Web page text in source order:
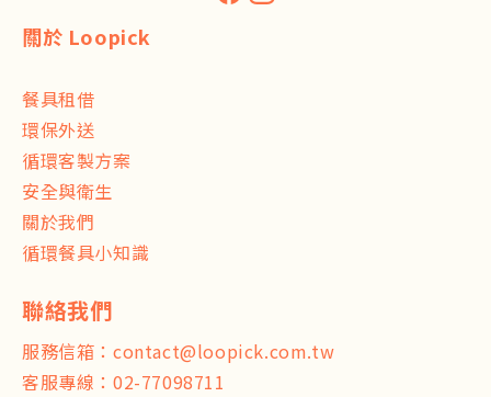
關於 Loopick
餐具租借
環保外送
循環客製方案
安全與衛生
關於我們
循環餐具小知識
服務信箱： contact@loopick.com.tw
客服專線： 02-77098711